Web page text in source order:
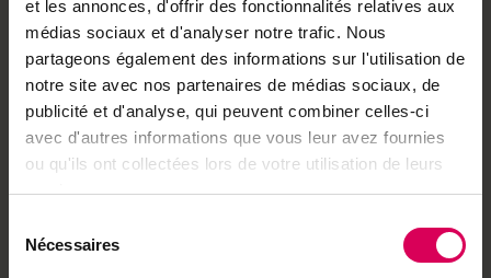
et les annonces, d'offrir des fonctionnalités relatives aux
médias sociaux et d'analyser notre trafic. Nous
partageons également des informations sur l'utilisation de
notre site avec nos partenaires de médias sociaux, de
publicité et d'analyse, qui peuvent combiner celles-ci
avec d'autres informations que vous leur avez fournies
ou qu'ils ont collectées lors de votre utilisation de leurs
services.
Nécessaires
notre boutique
Découvrez les produits
À lire aussi
Canicule: quand les
vers de terre meurent,